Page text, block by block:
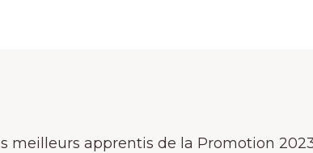
meilleurs apprentis de la Promotion